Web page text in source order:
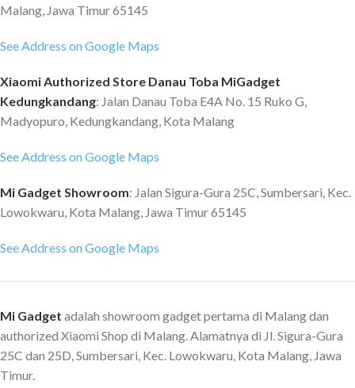
Malang, Jawa Timur 65145
See Address on Google Maps
Xiaomi Authorized Store Danau Toba MiGadget
Kedungkandang: Jalan Danau Toba E4A No. 15 Ruko G,
Madyopuro, Kedungkandang, Kota Malang
See Address on Google Maps
Mi Gadget Showroom: Jalan Sigura-Gura 25C, Sumbersari, Kec.
Lowokwaru, Kota Malang, Jawa Timur 65145
See Address on Google Maps
Mi Gadget adalah showroom gadget pertama di Malang dan
authorized Xiaomi Shop di Malang. Alamatnya di Jl. Sigura-Gura
25C dan 25D, Sumbersari, Kec. Lowokwaru, Kota Malang, Jawa
Timur.